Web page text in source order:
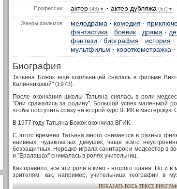
Профессии: актер (43)▼ · актер дубляжа (57)▼
Жанры фильмов: мелодрама · комедия ·
фантастика · боевик · драма ·
фэнтези · биография · история ·
мультфильм · короткометражка ·
Биография
Татьяна Божок еще школьницей снялась в фильме
Калинниковой" (1973).
После окончания школы Татьяна снялась в роли
"Они сражались за родину". Большой успех маленькой
чтобы поступить сразу на второй курс ВГИК в
В 1977 году Татьяна Божок окончила ВГИК.
С этого времени Татьяна много снимается в разных
наивных, чудаковатых девушек, чаще всего
беззащитных. Нередко играла санитарок и медсестер в
и "Ералашах" снималась в ролях учительниц.
Как правило, все эти роли в кино - второго плана. Но и в
зрителям, как, например, учительница географии в
Петрова и Васечкина" или мама Коли в фантастическом
ПОКАЗАТЬ ВЕСЬ ТЕКСТ